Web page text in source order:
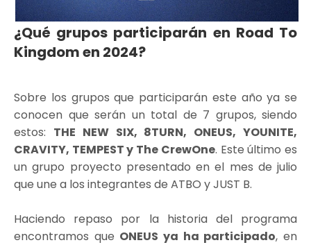
¿Qué grupos participarán en Road To
Kingdom en 2024?
Sobre los grupos que participarán este año ya se
conocen que serán un total de 7 grupos, siendo
estos: THE NEW SIX, 8TURN, ONEUS, YOUNITE,
CRAVITY, TEMPEST y The CrewOne. Este último es
un grupo proyecto presentado en el mes de julio
que une a los integrantes de ATBO y JUST B.
Haciendo repaso por la historia del programa
encontramos que ONEUS ya ha participado, en